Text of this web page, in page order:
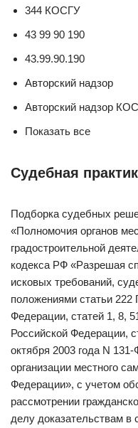
344 КОСГУ
43 99 90 190
43.99.90.190
Авторский надзор
Авторский надзор
Показать все
Судебная
Подборка судебных
«Полномочия органов
градостроительной
кодекса РФ «Разрешая
исковых требований,
положениями статьи 222
Федерации, статей 1, 8,
Российской Федерации,
октября 2003 года N
организации местного
Федерации», с учетом
рассмотрении
делу доказательствам в